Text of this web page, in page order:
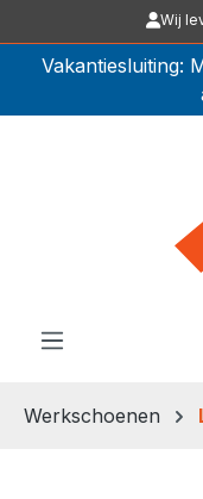
Ga naar de Wij
Vakantiesluiting:
Werkschoenen